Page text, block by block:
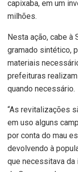
capixaba, em um
milhões.
Nesta ação, cabe à
gramado sintético,
materiais
prefeituras
quando necessário.
“As revitalizações
em uso alguns
por conta do mau
devolvendo à
que necessitava da